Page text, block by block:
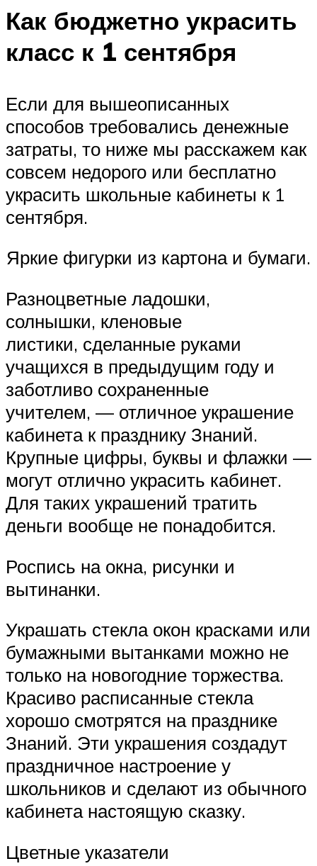
Как бюджетно украсить
класс к 1 сентября
Если для вышеописанных
способов требовались денежные
затраты, то ниже мы расскажем как
совсем недорого или бесплатно
украсить школьные кабинеты к 1
сентября.
Яркие фигурки из картона и бумаги.
Разноцветные ладошки,
солнышки, кленовые
листики, сделанные руками
учащихся в предыдущим году и
заботливо сохраненные
учителем, — отличное украшение
кабинета к празднику Знаний.
Крупные цифры, буквы и флажки —
могут отлично украсить кабинет.
Для таких украшений тратить
деньги вообще не понадобится.
Роспись на окна, рисунки и
вытинанки.
Украшать стекла окон красками или
бумажными вытанками можно не
только на новогодние торжества.
Красиво расписанные стекла
хорошо смотрятся на празднике
Знаний. Эти украшения создадут
праздничное настроение у
школьников и сделают из обычного
кабинета настоящую сказку.
Цветные указатели